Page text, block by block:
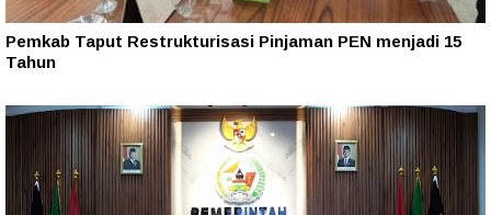
Pemkab Taput Restrukturisasi Pinjaman PEN menjadi 15
Tahun‎